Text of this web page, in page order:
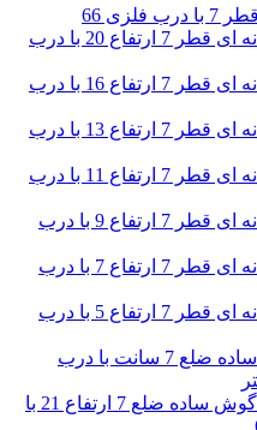
66
جار شیشه استوانه ای قطر 7 ارتفاع 20 با درب
جار شیشه استوانه ای قطر 7 ارتفاع 16 با درب
جار شیشه استوانه ای قطر 7 ارتفاع 13 با درب
جار شیشه استوانه ای قطر 7 ارتفاع 11 با درب
جار شیشه استوانه ای قطر 7 ارتفاع 9 با درب
جار شیشه استوانه ای قطر 7 ارتفاع 7 با درب
جار شیشه استوانه ای قطر 7 ارتفاع 5 با درب
جار شیشه چهار گوش ساده ضلع 7 سانت با درب
جار شیشه چهار گوش ساده ضلع 7 ارتفاع 21 با